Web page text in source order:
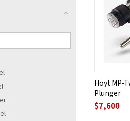
Hoyt MP-
Plunger
$7,600